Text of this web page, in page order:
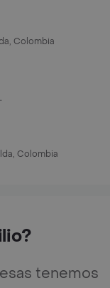
Colombia
Colombia
tenemos